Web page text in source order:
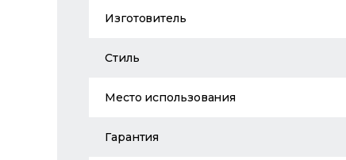
Изготовитель
Стиль
Место использования
Гарантия